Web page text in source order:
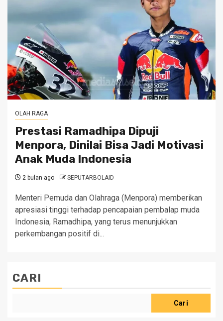
OLAH RAGA
Prestasi Ramadhipa Dipuji
Menpora, Dinilai Bisa Jadi Motivasi
Anak Muda Indonesia
2 bulan ago SEPUTARBOLAID
Menteri Pemuda dan Olahraga (Menpora) memberikan
apresiasi tinggi terhadap pencapaian pembalap muda
Indonesia, Ramadhipa, yang terus menunjukkan
perkembangan positif di...
CARI
Cari